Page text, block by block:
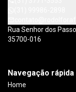
Rua Senhor dos
35700-016
Navegação rápida
Home